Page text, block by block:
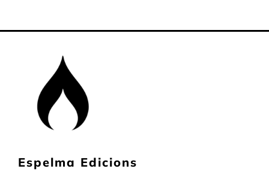
Espelma Edicions